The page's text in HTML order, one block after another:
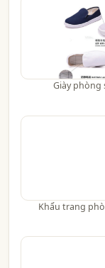
Giày phòng
Khẩu trang